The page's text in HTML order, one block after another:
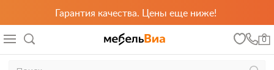
Гарантия качества. Цены еще ниже!
0